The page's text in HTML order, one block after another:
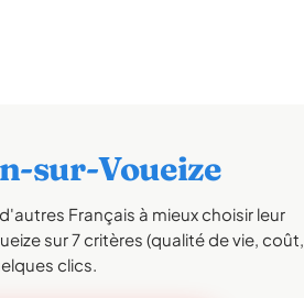
sur-Voueize
Français à mieux choisir leur
sur 7 critères (qualité de vie, coût,
clics.